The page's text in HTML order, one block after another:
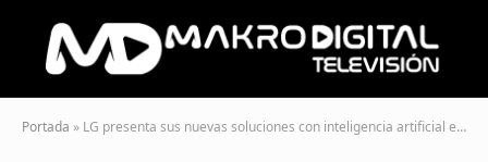
Portada » LG presenta sus nuevas soluciones con inteligencia artificial en CES 2026.